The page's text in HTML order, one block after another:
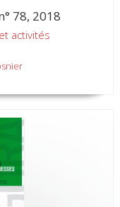
78, 2018
activités